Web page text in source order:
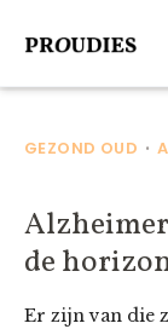
GEZOND OUD •
de
Er zijn van die